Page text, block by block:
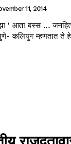
11, 2014
' आता बस्स …
कलियुग म्हणतात ते